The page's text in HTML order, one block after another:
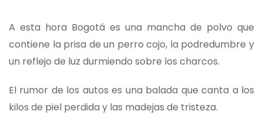
A esta hora Bogotá es una mancha de polvo que
contiene la prisa de un perro cojo, la podredumbre y
un reflejo de luz durmiendo sobre los charcos.
El rumor de los autos es una balada que canta a los
kilos de piel perdida y las madejas de tristeza.